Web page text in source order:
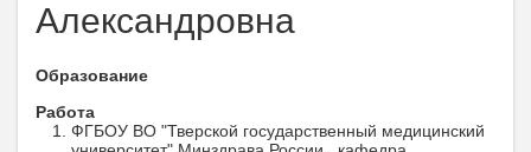
Александровна
Образование
Работа
ФГБОУ ВО "Тверской государственный медицинский